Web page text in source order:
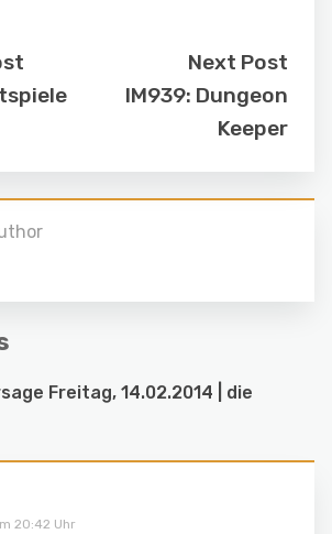
Next Post
IM939: Dungeon
Keeper
Freitag, 14.02.2014 | die
20:42 Uhr